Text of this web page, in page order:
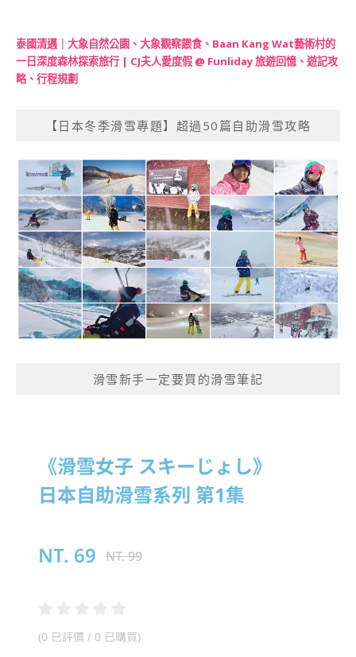
泰國清邁｜大象自然公園、大象觀察餵食、Baan Kang Wat藝術村的
一日深度森林探索旅行 | CJ夫人愛度假 @ Funliday 旅遊回憶、遊記攻
略、行程規劃
【日本冬季滑雪專題】超過50篇自助滑雪攻略
滑雪新手一定要買的滑雪筆記